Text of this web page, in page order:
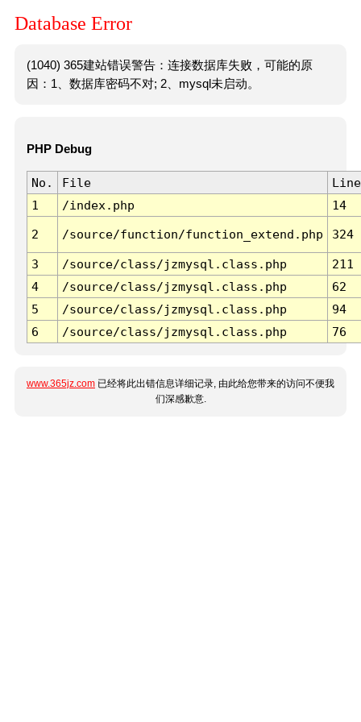
Database Error
(1040) 365建站错误警告：连接数据库失败，可能的原
因：1、数据库密码不对; 2、mysql未启动。
PHP Debug
No. File
Line
1
/index.php 14
2 /source/function/function_extend.php 324
3 /source/class/jzmysql.class.php
211
4
/source/class/jzmysql.class.php
62
5
/source/class/jzmysql.class.php
94
6
/source/class/jzmysql.class.php 76
www.365jz.com 已经将此出错信息详细记录, 由此给您带来的访问不便我
们深感歉意.